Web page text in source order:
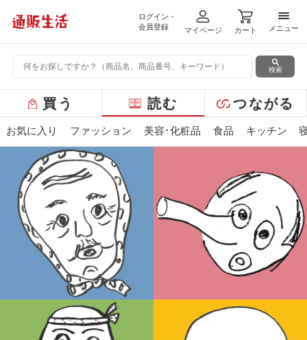
ログイン・
会員登録
マイページ カート
メニ
メニュー
検索
ー
バ
買う 読む つながる
お気に入り ファッション 美容･化粧品 食品 キッチン